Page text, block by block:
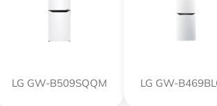
LG GW-B509SQQM LG GW-